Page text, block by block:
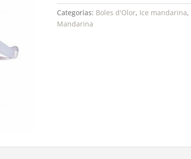
Categorías: Boles d'Olor, Ice mandarina,
Mandarina